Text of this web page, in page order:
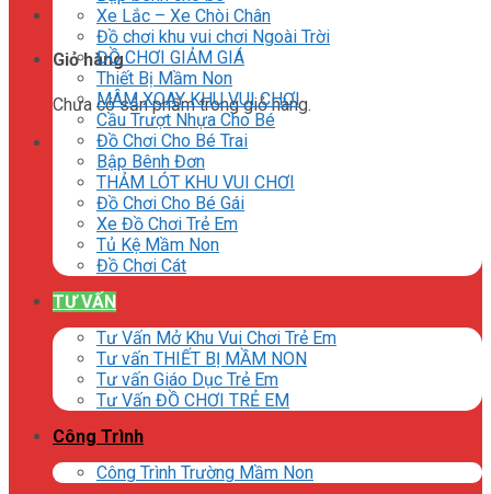
Giỏ hàng
Chưa có sản phẩm trong giỏ hàng.
Xe Lắc – Xe Chòi Chân
Đồ chơi khu vui chơi Ngoài Trời
ĐỒ CHƠI GIẢM GIÁ
Thiết Bị Mầm Non
MÂM XOAY KHU VUI CHƠI
Cầu Trượt Nhựa Cho Bé
Đồ Chơi Cho Bé Trai
Bập Bênh Đơn
THẢM LÓT KHU VUI CHƠI
Đồ Chơi Cho Bé Gái
Xe Đồ Chơi Trẻ Em
Tủ Kệ Mầm Non
Đồ Chơi Cát
TƯ VẤN
Tư Vấn Mở Khu Vui Chơi Trẻ Em
Tư vấn THIẾT BỊ MẦM NON
Tư vấn Giáo Dục Trẻ Em
Tư Vấn ĐỒ CHƠI TRẺ EM
Công Trình
Công Trình Trường Mầm Non